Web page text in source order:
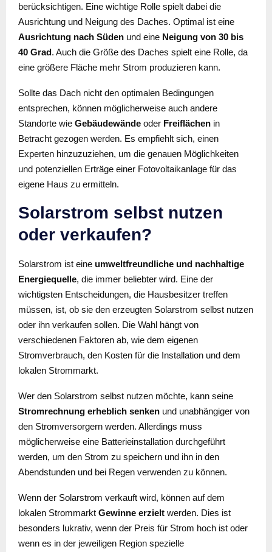
berücksichtigen. Eine wichtige Rolle spielt dabei die
Ausrichtung und Neigung des Daches. Optimal ist eine
Ausrichtung nach Süden und eine Neigung von 30 bis
40 Grad. Auch die Größe des Daches spielt eine Rolle, da
eine größere Fläche mehr Strom produzieren kann.
Sollte das Dach nicht den optimalen Bedingungen
entsprechen, können möglicherweise auch andere
Standorte wie Gebäudewände oder Freiflächen in
Betracht gezogen werden. Es empfiehlt sich, einen
Experten hinzuzuziehen, um die genauen Möglichkeiten
und potenziellen Erträge einer Fotovoltaikanlage für das
eigene Haus zu ermitteln.
Solarstrom selbst nutzen
oder verkaufen?
Solarstrom ist eine umweltfreundliche und nachhaltige
Energiequelle, die immer beliebter wird. Eine der
wichtigsten Entscheidungen, die Hausbesitzer treffen
müssen, ist, ob sie den erzeugten Solarstrom selbst nutzen
oder ihn verkaufen sollen. Die Wahl hängt von
verschiedenen Faktoren ab, wie dem eigenen
Stromverbrauch, den Kosten für die Installation und dem
lokalen Strommarkt.
Wer den Solarstrom selbst nutzen möchte, kann seine
Stromrechnung erheblich senken und unabhängiger von
den Stromversorgern werden. Allerdings muss
möglicherweise eine Batterieinstallation durchgeführt
werden, um den Strom zu speichern und ihn in den
Abendstunden und bei Regen verwenden zu können.
Wenn der Solarstrom verkauft wird, können auf dem
lokalen Strommarkt Gewinne erzielt werden. Dies ist
besonders lukrativ, wenn der Preis für Strom hoch ist oder
wenn es in der jeweiligen Region spezielle